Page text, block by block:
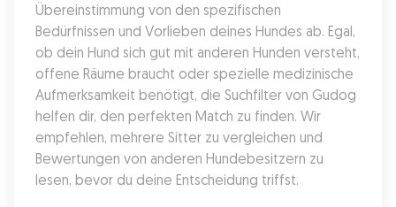
Übereinstimmung von den spezifischen
Bedürfnissen und Vorlieben deines Hundes ab. Egal,
ob dein Hund sich gut mit anderen Hunden versteht,
offene Räume braucht oder spezielle medizinische
Aufmerksamkeit benötigt, die Suchfilter von Gudog
helfen dir, den perfekten Match zu finden. Wir
empfehlen, mehrere Sitter zu vergleichen und
Bewertungen von anderen Hundebesitzern zu
lesen, bevor du deine Entscheidung triffst.